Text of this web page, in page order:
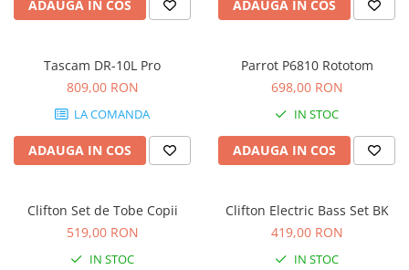
Interfete MIDI si Cabluri Midi-USB
Monitoare de studio
Pop filtre
Preamplificatoare
Protectii antifonice pentru urechi
Rack studio
Recordere portabile
Sintetizatoare
Standuri si stative de monitoare
ADAUGA IN COS ADAUGA IN COS
Tascam DR-10L Pro
809,00 RON
LA COMANDA
ADAUGA IN COS
Parrot P6810 Rototom
698,00 RON
IN STOC
ADAUGA IN COS
Clifton Set de Tobe Copii
519,00 RON
IN STOC
Clifton Electric Bass Set BK
419,00 RON
IN STOC